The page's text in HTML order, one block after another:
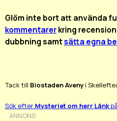
Glöm inte bort att använda
kommentarerkring
dubbning samtsätta egna
Tack till Biostaden Avenyi
Sök efter Mysteriet om herr Länk
ANNONS